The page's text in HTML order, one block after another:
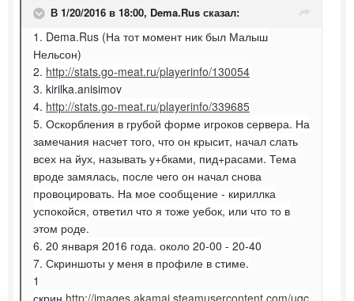
В 1/20/2016 в 18:00, Dema.Rus сказал:
1. Dema.Rus (На тот момент ник был Малыш
Нельсон)
2. http://stats.go-meat.ru/playerinfo/130054
3. kirilka.anisimov
4. http://stats.go-meat.ru/playerinfo/339685
5. Оскорбления в грубой форме игроков сервера. На
замечания насчет того, что он крысит, начал слать
всех на йух, называть у+бками, пид+расами. Тема
вроде замялась, после чего он начал снова
провоцировать. На мое сообщение - кириллка
успокойся, ответил что я тоже уебок, или что то в
этом роде.
6. 20 января 2016 года. около 20-00 - 20-40
7. Скриншоты у меня в профиле в стиме.
1